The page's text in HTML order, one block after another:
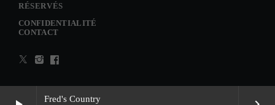
Fred's Country
RÉSERVÉS
CONFIDENTIALITÉ
CONTACT